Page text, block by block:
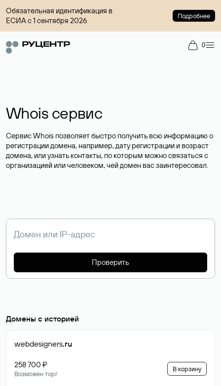
Обязательная идентификация в
ЕСИА с 1 сентября 2026
Подробнее
0
Whois сервис
Сервис Whois позволяет быстро получить всю информацию о
регистрации домена, например, дату регистрации и возраст
домена, или узнать контакты, по которым можно связаться с
организацией или человеком, чей домен вас заинтересовал.
Проверить
Домены с историей
webdesigners.ru
258 700 ₽
Возможен торг
В корзину